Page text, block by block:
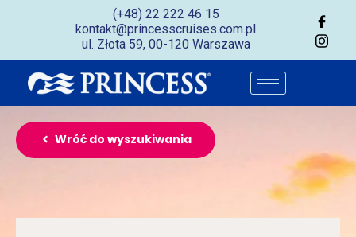
(+48) 22 222 46 15
kontakt@princesscruises.com.pl
ul. Złota 59, 00-120 Warszawa
Wróć do wyszukiwania